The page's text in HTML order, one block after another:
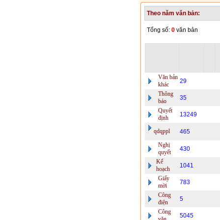
Theo năm văn bản:
Tổng số: 0 văn bản
Văn bản
khác
29
Thông
báo
35
Quyết
định
13249
qdqppl
465
Nghị
quyết
430
Kế
hoạch
1041
Giấy
mời
783
Công
điện
5
Công
5045